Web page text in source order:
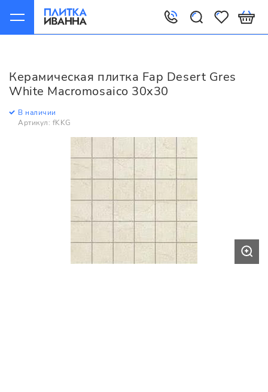
Керамическая плитка Fap Desert Gres
White Macromosaico 30x30
В наличии
Артикул: fKKG